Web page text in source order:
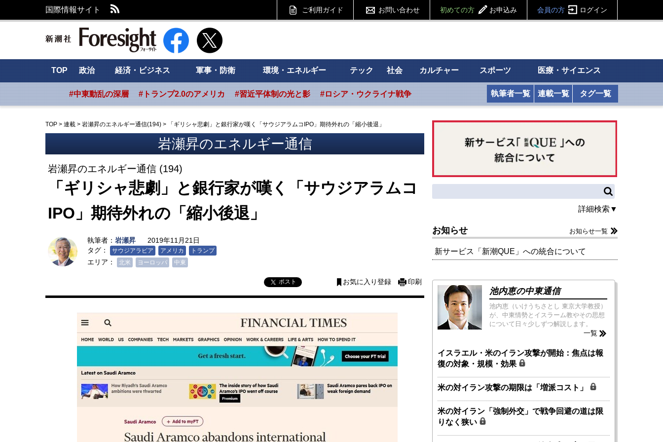
国際情報サイト ご利用ガイド お問い合わせ 初めての方 お申込み 会員の方 ログイン
新潮社 Foresight フォーサイト
TOP 政治 経済・ビジネス 軍事・防衛 環境・エネルギー テック 社会 カルチャー スポーツ 医療・サイエンス
#中東動乱の深層 #トランプ2.0のアメリカ #習近平体制の光と影 #ロシア・ウクライナ戦争 執筆者一覧 連載一覧 タグ一覧
TOP > 連載 > 岩瀬昇のエネルギー通信(194) > 「ギリシャ悲劇」と銀行家が嘆く「サウジアラムコIPO」期待外れの「縮小後退」
岩瀬昇のエネルギー通信
岩瀬昇のエネルギー通信 (194)
「ギリシャ悲劇」と銀行家が嘆く「サウジアラムコ
IPO」期待外れの「縮小後退」
執筆者： 岩瀬昇
2019年11月21日
タグ：
サウジアラビア アメリカ トランプ
エリア： 北米 ヨーロッパ 中東
ポスト お気に入り登録 印刷
詳細検索▼
お知らせ お知らせ一覧
新サービス「新潮QUE」への統合について
池内恵の中東通信
池内恵（いけうちさとし 東京大学教授）
が、中東情勢とイスラーム教やその思想
について日々少しずつ解説します。
一覧
イスラエル・米のイラン攻撃が開始：焦点は報
復の対象・規模・効果
米の対イラン攻撃の期限は「増派コスト」
米の対イラン「強制外交」で戦争回避の道は限
りなく狭い